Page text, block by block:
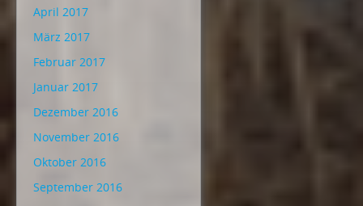
April 2017
März 2017
Februar 2017
Januar 2017
Dezember 2016
November 2016
Oktober 2016
September 2016